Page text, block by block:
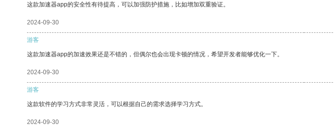
这款加速器app的安全性有待提高，可以加强防护措施，比如增加双重验证。
2024-09-30
游客
这款加速器app的加速效果还是不错的，但偶尔也会出现卡顿的情况，希望开发者能够优化一下。
2024-09-30
游客
这款软件的学习方式非常灵活，可以根据自己的需求选择学习方式。
2024-09-30